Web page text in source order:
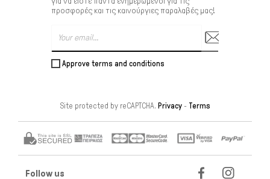
προσφορές και τις καινούργιες παραλαβές μας!
Approve terms and conditions
Site protected by reCAPTCHA. Privacy- Terms
Follow us